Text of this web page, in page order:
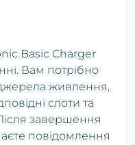
Basic Charger
Вам потрібно
живлення,
слоти та
завершення
повідомлення